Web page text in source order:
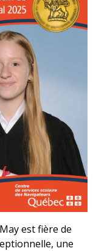
est fière de
une